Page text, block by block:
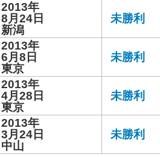
2013年
8月24日
新潟
未勝利
2013年
6月8日
東京
未勝利
2013年
4月28日
東京
未勝利
2013年
3月24日
中山
未勝利